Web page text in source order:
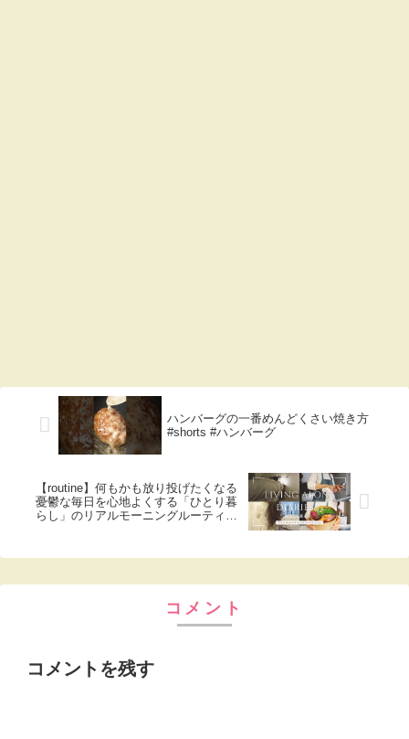
ハンバーグの一番めんどくさい焼き方
#shorts #ハンバーグ
【routine】何もかも放り投げたくなる
憂鬱な毎日を心地よくする「ひとり暮
らし」のリアルモーニングルーティン
コメント
コメントを残す